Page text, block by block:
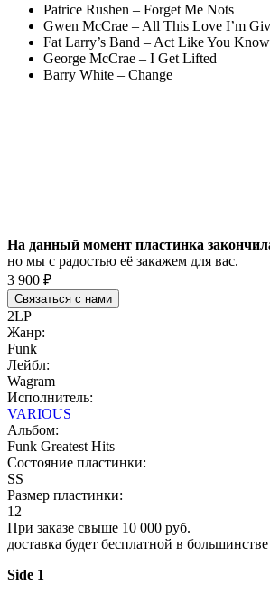
Patrice Rushen – Forget Me Nots
Gwen McCrae – All This Love I’m
Fat Larry’s Band – Act Like You Know
George McCrae – I Get Lifted
Barry White – Change
На данный момент пластинка
но мы с радостью её закажем для вас.
3 900 ₽
Связаться с нами
2LP
Жанр:
Funk
Лейбл:
Wagram
Исполнитель:
VARIOUS
Альбом:
Funk Greatest Hits
Состояние пластинки:
SS
Размер пластинки:
12
При заказе свыше 10 000 руб.
доставка будет бесплатной в большинстве
Side 1